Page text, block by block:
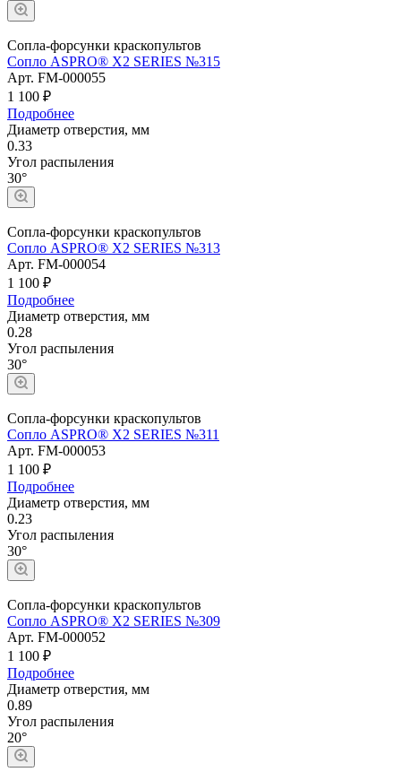
Сопла-форсунки краскопультов
Сопло ASPRO® X2 SERIES №315
Арт. FM-000055
1 100 ₽
Подробнее
Диаметр отверстия, мм
0.33
Угол распыления
30°
Сопла-форсунки краскопультов
Сопло ASPRO® X2 SERIES №313
Арт. FM-000054
1 100 ₽
Подробнее
Диаметр отверстия, мм
0.28
Угол распыления
30°
Сопла-форсунки краскопультов
Сопло ASPRO® X2 SERIES №311
Арт. FM-000053
1 100 ₽
Подробнее
Диаметр отверстия, мм
0.23
Угол распыления
30°
Сопла-форсунки краскопультов
Сопло ASPRO® X2 SERIES №309
Арт. FM-000052
1 100 ₽
Подробнее
Диаметр отверстия, мм
0.89
Угол распыления
20°